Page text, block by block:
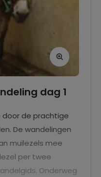
dag 1
door de prachtige
De wandelingen
muilezels mee
per twee
Onderweg